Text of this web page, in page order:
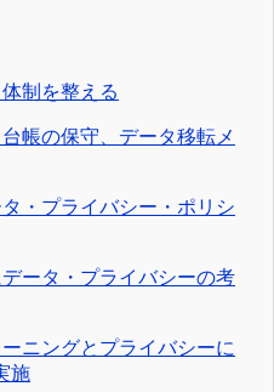
制を整える
帳の保守、データ移転メ
・プライバシー・ポリシ
ータ・プライバシーの考
ニングとプライバシーに
施